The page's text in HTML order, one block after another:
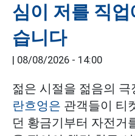
심이 저를 직
습니다
| 08/08/2026 - 14:00
젊은 시절을 젊음의 극
란흐엉은 관객들이 티
던 황금기부터 자전거